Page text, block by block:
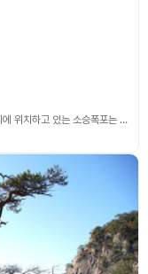
한계령 휴게소에서 남서쪽으로 3㎞ 지점인 북면 한계 3리에 위치하고 있는 소승폭포는 높이가 80여 m에 달하며, 주위가 석벽으로 병풍처럼 둘러져 있다. 겨울철 빙벽 훈련장으로 각광을 받고 있는 곳이다. 폭포수가 거의 수직으로 떨어지고, 폭포 아래에는 암반이 넓게 깔려있다. 폭포와 주변 경관이 어우러져 설악의 숨은 비경으로 꼽힌다.